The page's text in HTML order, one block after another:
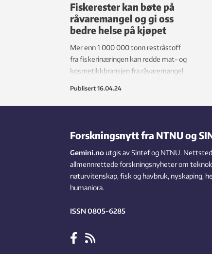
Fiskerester kan bøte på
råvaremangel og gi oss
bedre helse på kjøpet
Mer enn 1 000 000 tonn restråstoff
fra fiskerinæringen kan redde mat- og
kosmetikkbransjen fra råvaremangel
gelatin.
Publisert 16.04.24
Forskningsnytt fra NTNU og
Gemini.no utgis av Sintef og NTNU.
allmennrettede forskningsnyheter om
naturvitenskap, fisk og havbruk, nyskaping,
humaniora.
ISSN 0805-6285